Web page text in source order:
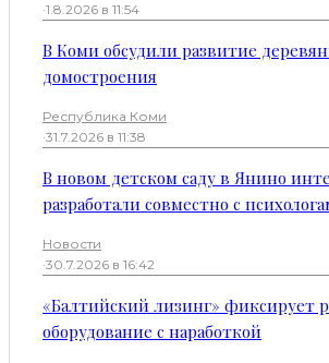
·1.8.2026 в 11:54
В Коми обсудили развитие
домостроения
Республика Коми
·31.7.2026 в 11:38
В новом детском саду в Янино
разработали совместно с
Новости
·30.7.2026 в 16:42
«Балтийский лизинг» фиксирует
оборудование с наработкой